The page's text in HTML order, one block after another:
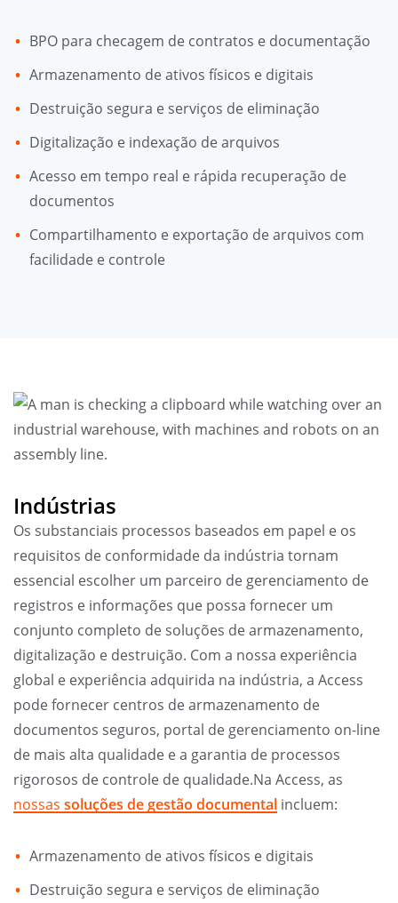
BPO para checagem de contratos e documentação
Armazenamento de ativos físicos e digitais
Destruição segura e serviços de eliminação
Digitalização e indexação de arquivos
Acesso em tempo real e rápida recuperação de
documentos
Compartilhamento e exportação de arquivos com
facilidade e controle
Indústrias
Os substanciais processos baseados em papel e os
requisitos de conformidade da indústria tornam
essencial escolher um parceiro de gerenciamento de
registros e informações que possa fornecer um
conjunto completo de soluções de armazenamento,
digitalização e destruição. Com a nossa experiência
global e experiência adquirida na indústria, a Access
pode fornecer centros de armazenamento de
documentos seguros, portal de gerenciamento on-line
de mais alta qualidade e a garantia de processos
rigorosos de controle de qualidade.Na Access, as
nossas soluções de gestão documental incluem:
Armazenamento de ativos físicos e digitais
Destruição segura e serviços de eliminação